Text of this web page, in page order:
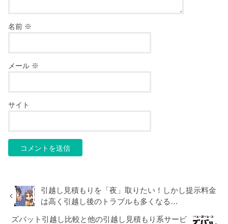
名前 ※
メール ※
サイト
引越し見積もりを「夜」取りたい！しかし提示料金
は高く引越し後のトラブルも多くなる…
ズバット引越し比較と他の引越し見積もり系サービ